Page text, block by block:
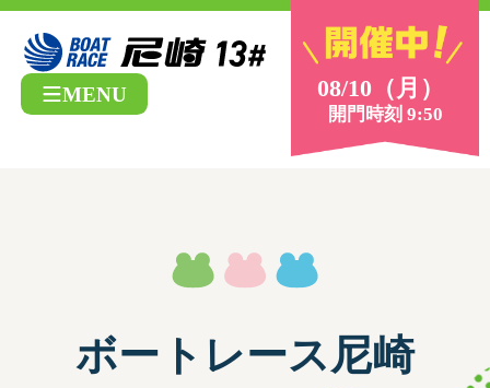
08/10（月）
開門時刻 9:50
MENU
ボートレース尼崎